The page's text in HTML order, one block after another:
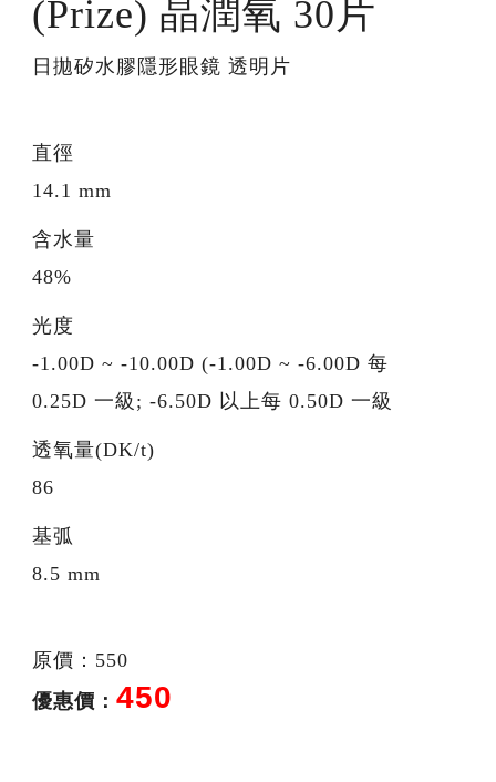
(Prize) 晶潤氧 30片
日拋矽水膠隱形眼鏡 透明片
直徑
14.1 mm
含水量
48%
光度
-1.00D ~ -10.00D (-1.00D ~ -6.00D 每
0.25D 一級; -6.50D 以上每 0.50D 一級
透氧量(DK/t)
86
基弧
8.5 mm
原價：550
優惠價： 450